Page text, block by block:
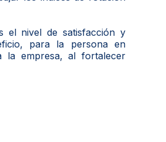
el nivel de satisfacción y
para la persona en
la empresa, al fortalecer